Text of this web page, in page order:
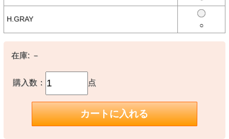
【備考】
-
※撮影時の環境やご使用のPCモニター等の環境により実際の色味と
多少異なる場合があります。
ご注文時に「在庫あり」の表示でも、実際は売り違いにより欠品が発
生し、やむをえずご注文をキャンセルさせていただく場合がございま
す。完売や欠品の場合は大変ご迷惑をおかけしますが、予めご了承の
うえ注文いただきますようお願い申し上げます。
H.GRAY
○
在庫: －
購入数： 点